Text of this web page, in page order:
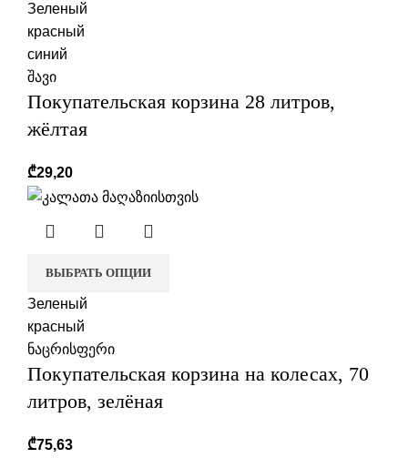
Зеленый
красный
синий
შავი
Покупательская корзина 28 литров,
жёлтая
₾29,20
ВЫБРАТЬ ОПЦИИ
Зеленый
красный
ნაცრისფერი
Покупательская корзина на колесах, 70
литров, зелёная
₾75,63